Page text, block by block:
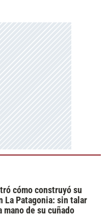
cómo construyó su
La Patagonia: sin talar
de su cuñado